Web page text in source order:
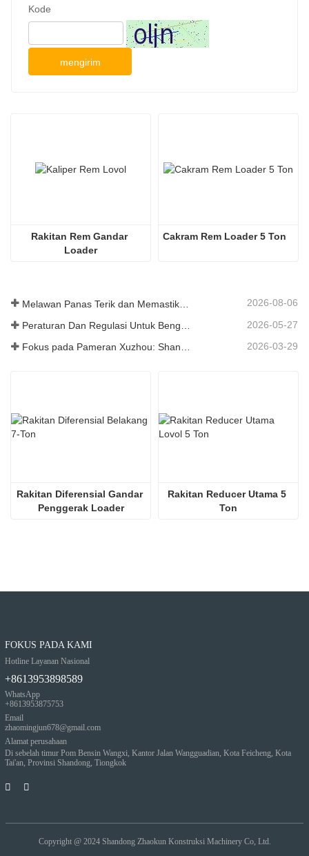
Kode
mengirim
Rakitan Rem Gandar
Loader
Cakram Rem Loader 5 Ton
2026-08-06
2026-05-27
Fokus pada Pameran Xuzhou: Shandong Zhaokun Engineering Machinery Co., Ltd. Menginterpretasikan Kekuatan Baru Suku Cadang Loader dengan "Keunggulan Sumber" 2026-03-29
Rakitan Diferensial Gandar
Penggerak Loader
Rakitan Reducer Utama 5
Ton
FOKUS PADA KAMI
Hotline Layanan Nasional
+8613953898589
WhatsApp
+8613953875753
Email
zhaomingjun678@gmail.com
Alamat perusahaan
Di sebelah timur Pom Bensin Wangxi, Kantor Jalan Wangguadian, Kota Feicheng, Kota
Tai'an, Provinsi Shandong, Tiongkok
Copyright @ 2024 Shandong Zhaokun Konstruksi Machinery Co, Ltd.